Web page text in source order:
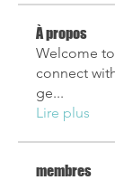
À propos
Welcome
connect
ge...
Lire plus
membres